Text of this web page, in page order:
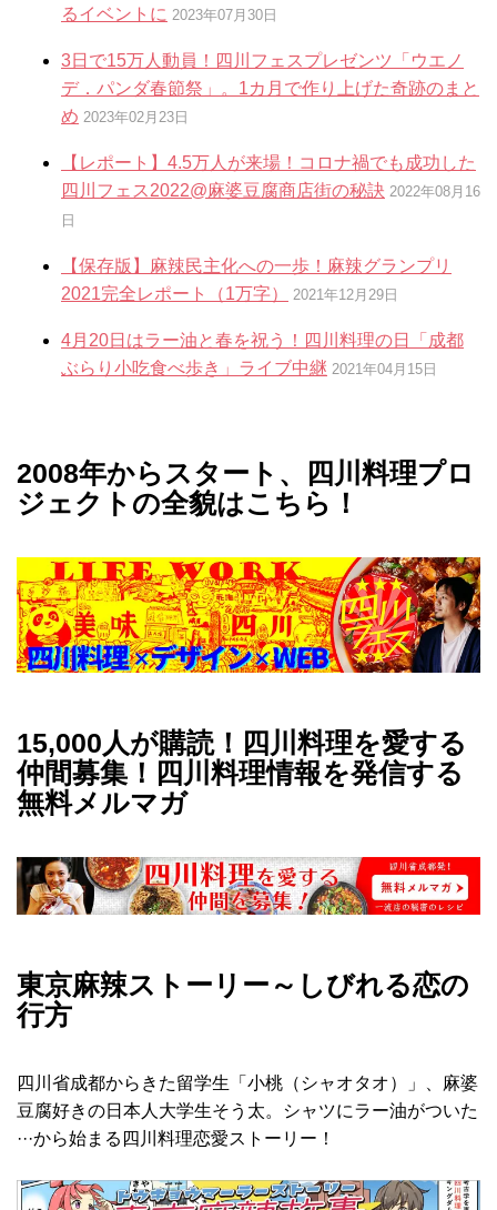
るイベントに 2023年07月30日
3日で15万人動員！四川フェスプレゼンツ「ウエノ
デ．パンダ春節祭」。1カ月で作り上げた奇跡のまと
め 2023年02月23日
【レポート】4.5万人が来場！コロナ禍でも成功した
四川フェス2022@麻婆豆腐商店街の秘訣 2022年08月16
日
【保存版】麻辣民主化への一歩！麻辣グランプリ
2021完全レポート（1万字）
2021年12月29日
4月20日はラー油と春を祝う！四川料理の日「成都
ぶらり小吃食べ歩き」ライブ中継 2021年04月15日
2008年からスタート、四川料理プロ
ジェクトの全貌はこちら！
15,000人が購読！四川料理を愛する
仲間募集！四川料理情報を発信する
無料メルマガ
東京麻辣ストーリー～しびれる恋の
行方
四川省成都からきた留学生「小桃（シャオタオ）」、麻婆
豆腐好きの日本人大学生そう太。シャツにラー油がついた
···から始まる四川料理恋愛ストーリー！